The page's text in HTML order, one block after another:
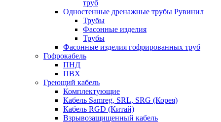
труб
Одностенные дренажные трубы Рувинил
Трубы
Фасонные изделия
Трубы
Фасонные изделия гофрированных труб
Гофрокабель
ПНД
ПВХ
Греющий кабель
Комплектующие
Кабель Samreg, SRL, SRG (Корея)
Кабель RGD (Китай)
Взрывозащищенный кабель